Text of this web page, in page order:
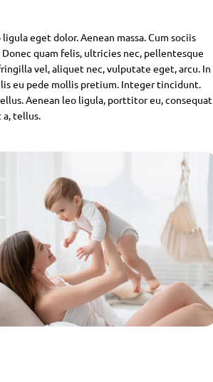
eget dolor. Aenean massa. Cum sociis
quam felis, ultricies nec, pellentesque
vel, aliquet nec, vulputate eget, arcu. In
eu pede mollis pretium. Integer tincidunt.
Aenean leo ligula, porttitor eu, consequat
a, tellus.